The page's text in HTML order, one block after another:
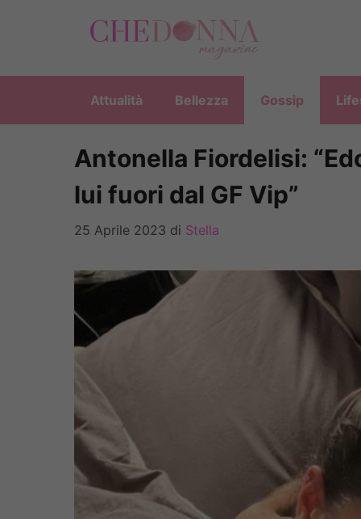
Attualità Bellezza Gossip
Antonella Fiordelisi:
lui fuori dal GF Vip”
25 Aprile 2023 di Stella